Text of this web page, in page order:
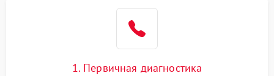
1. Первичная диагностика